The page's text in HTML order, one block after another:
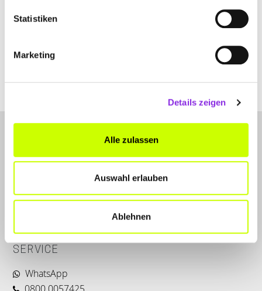
Statistiken
Marketing
Details zeigen
Alle zulassen
Auswahl erlauben
Ablehnen
Steinweg 48
Kontakt
SERVICE
WhatsApp